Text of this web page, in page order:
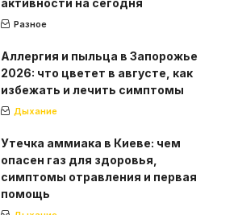
Разное
Аллергия и пыльца в Запорожье
2026: что цветет в августе, как
избежать и лечить симптомы
Дыхание
Утечка аммиака в Киеве: чем
опасен газ для здоровья,
симптомы отравления и первая
помощь